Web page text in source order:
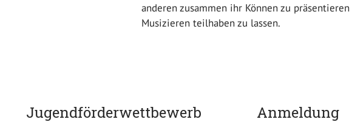
anderen zusammen ihr Können zu
Musizieren teilhaben zu lassen.
Jugendförderwettbewerb Anmeldung